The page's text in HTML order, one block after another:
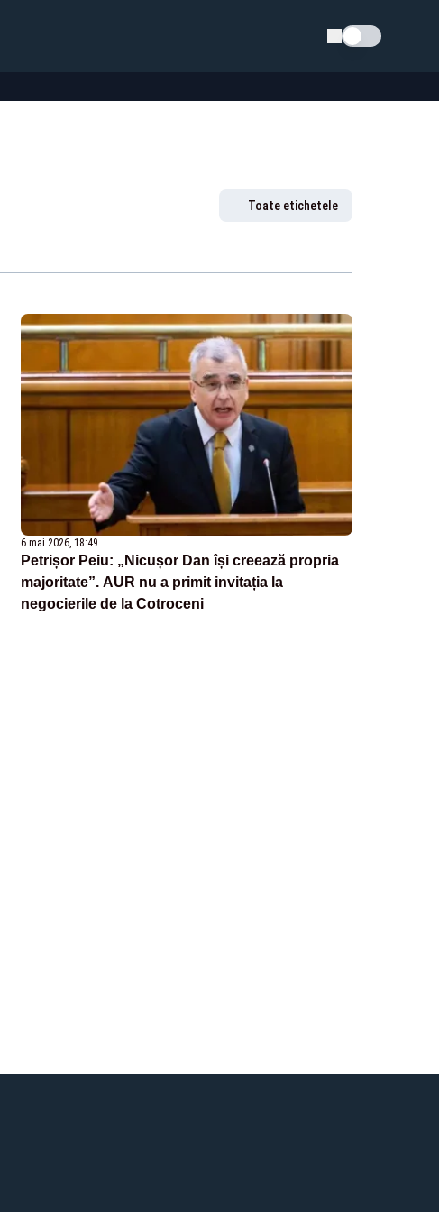
Schimba tema
Toate etichetele
6 mai 2026, 18:49
Petrișor Peiu: „Nicușor Dan își creează propria
majoritate”. AUR nu a primit invitația la
negocierile de la Cotroceni